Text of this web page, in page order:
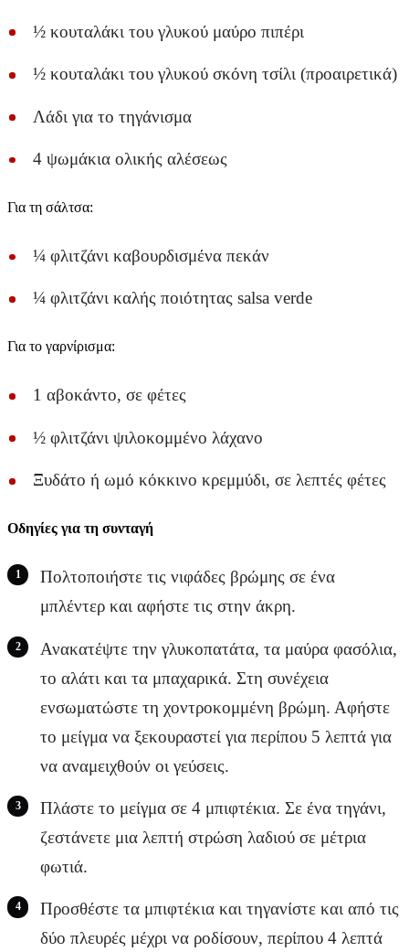
½ κουταλάκι του γλυκού μαύρο πιπέρι
½ κουταλάκι του γλυκού σκόνη τσίλι (προαιρετικά)
Λάδι για το τηγάνισμα
4 ψωμάκια ολικής αλέσεως
Για τη σάλτσα:
¼ φλιτζάνι καβουρδισμένα πεκάν
¼ φλιτζάνι καλής ποιότητας salsa verde
Για το γαρνίρισμα:
1 αβοκάντο, σε φέτες
½ φλιτζάνι ψιλοκομμένο λάχανο
Ξυδάτο ή ωμό κόκκινο κρεμμύδι, σε λεπτές φέτες
Οδηγίες για τη συνταγή
Πολτοποιήστε τις νιφάδες βρώμης σε ένα
μπλέντερ και αφήστε τις στην άκρη.
Ανακατέψτε την γλυκοπατάτα, τα μαύρα φασόλια,
το αλάτι και τα μπαχαρικά. Στη συνέχεια
ενσωματώστε τη χοντροκομμένη βρώμη. Αφήστε
το μείγμα να ξεκουραστεί για περίπου 5 λεπτά για
να αναμειχθούν οι γεύσεις.
Πλάστε το μείγμα σε 4 μπιφτέκια. Σε ένα τηγάνι,
ζεστάνετε μια λεπτή στρώση λαδιού σε μέτρια
φωτιά.
Προσθέστε τα μπιφτέκια και τηγανίστε και από τις
δύο πλευρές μέχρι να ροδίσουν, περίπου 4 λεπτά